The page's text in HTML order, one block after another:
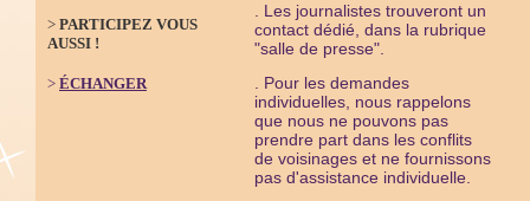
> PARTICIPEZ VOUS
AUSSI !
> ÉCHANGER
. Les journalistes trouveront un
contact dédié, dans la rubrique
"salle de presse".
. Pour les demandes
individuelles, nous rappelons
que nous ne pouvons pas
prendre part dans les conflits
de voisinages et ne fournissons
pas d'assistance individuelle.